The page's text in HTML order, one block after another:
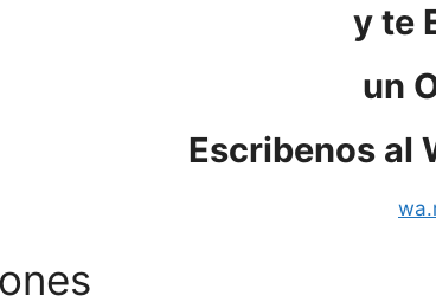
y te
un
Escribenos al